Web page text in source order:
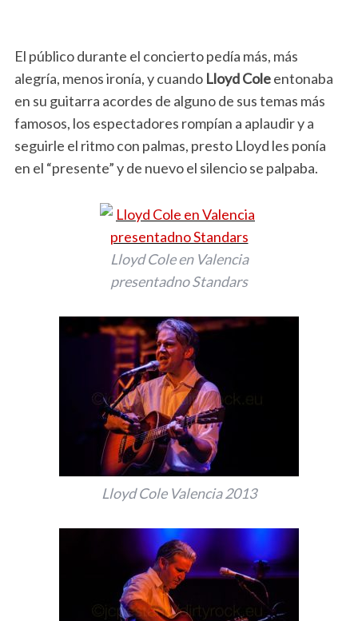
El público durante el concierto pedía más, más
alegría, menos ironía, y cuando Lloyd Coleentonaba
en su guitarra acordes de alguno de sus temas más
famosos, los espectadores rompían a aplaudir y a
seguirle el ritmo con palmas, presto Lloyd les ponía
en el “presente” y de nuevo el silencio se palpaba.
Lloyd Cole en Valencia
presentadno Standars
Lloyd Cole Valencia 2013